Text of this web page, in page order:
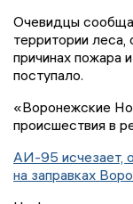
Очевидцы
территории
причинах пожара
поступало.
«Воронежские
происшествия в
АИ-95 исчезает,
на заправках